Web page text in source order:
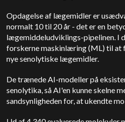
Opdagelse af lægemidler er
normalt 10 til 20 år - det er en
lægemiddeludviklings-pipelinen. I
forskerne maskinlæring (ML) til at
nye senolytiske lægemidler.
De trænede AI-modeller på
senolytika, så AI'en kunne skelne
sandsynligheden for, at ukendte